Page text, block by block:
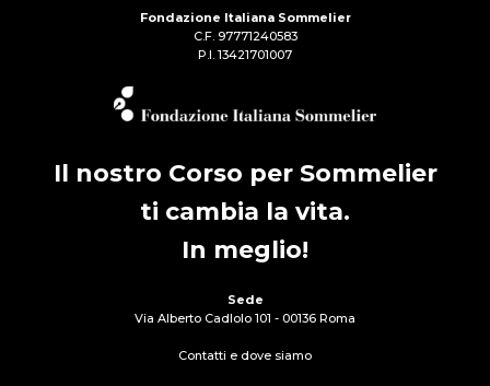
Fondazione Italiana Sommelier
C.F. 97771240583
P.I. 13421701007
Il nostro Corso per Sommelier
ti cambia la vita.
In meglio!
Sede
Via Alberto Cadlolo 101 - 00136 Roma
Contatti e dove siamo